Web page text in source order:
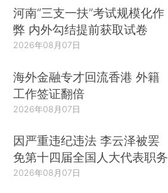
河南“三支一扶”考试规模化作
弊 内外勾结提前获取试卷
2026年08月07日
海外金融专才回流香港 外籍
工作签证翻倍
2026年08月07日
因严重违纪违法 李云泽被罢
免第十四届全国人大代表职务
2026年08月07日